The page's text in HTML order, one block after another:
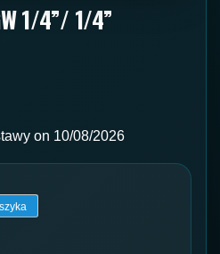
1/4”/ 1/4”
on 10/08/2026